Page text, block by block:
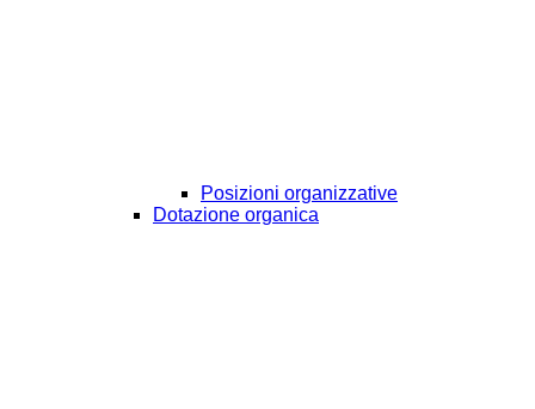
Posizioni organizzative
Dotazione organica